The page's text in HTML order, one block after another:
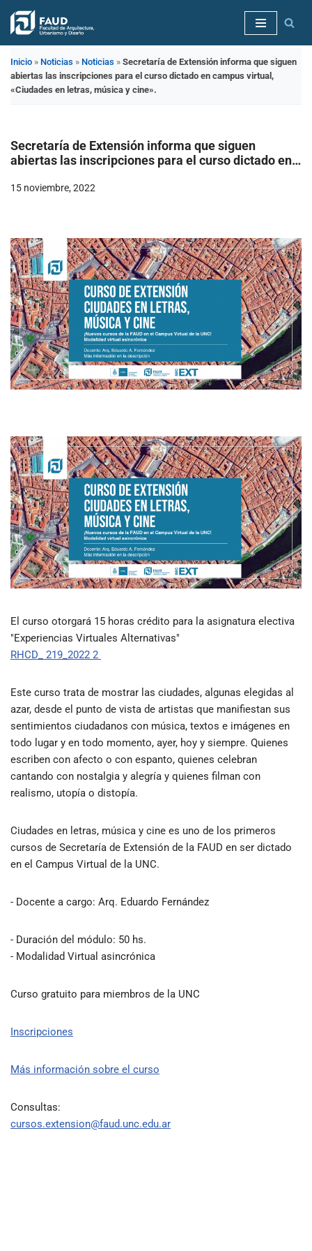
Saltar
contenido
Inicio » Noticias » Noticias » Secretaría de Extensión informa que siguen
abiertas las inscripciones para el curso dictado en campus virtual,
«Ciudades en letras, música y cine».
Secretaría de Extensión informa que siguen
abiertas las inscripciones para el curso dictado en
cine».
15 noviembre, 2022
El curso otorgará 15 horas crédito para la asignatura electiva
"Experiencias Virtuales Alternativas"
RHCD_ 219_2022 2
Este curso trata de mostrar las ciudades, algunas elegidas al
azar, desde el punto de vista de artistas que manifiestan sus
sentimientos ciudadanos con música, textos e imágenes en
todo lugar y en todo momento, ayer, hoy y siempre. Quienes
escriben con afecto o con espanto, quienes celebran
cantando con nostalgia y alegría y quienes filman con
realismo, utopía o distopía.
Ciudades en letras, música y cine es uno de los primeros
cursos de Secretaría de Extensión de la FAUD en ser dictado
en el Campus Virtual de la UNC.
- Docente a cargo: Arq. Eduardo Fernández
- Duración del módulo: 50 hs.
- Modalidad Virtual asincrónica
Curso gratuito para miembros de la UNC
Inscripciones
Más información sobre el curso
Consultas:
cursos.extension@faud.unc.edu.ar